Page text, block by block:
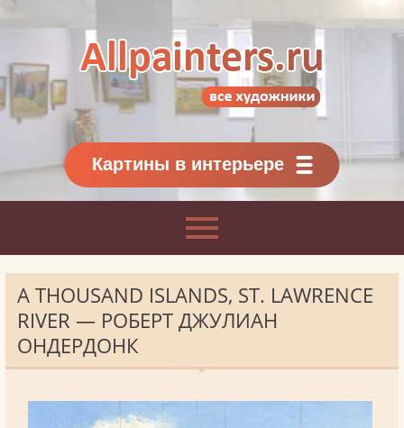
Картины классиков
и современников
Картины в интерьере
A THOUSAND ISLANDS, ST. LAWRENCE
RIVER — РОБЕРТ ДЖУЛИАН
ОНДЕРДОНК